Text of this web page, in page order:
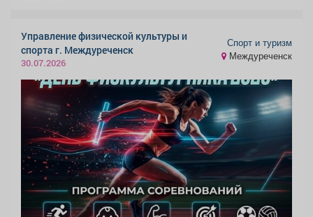
Управление физической культуры и
спорта г. Междуреченск
30.07.2026
Спорт и туризм
Междуреченск